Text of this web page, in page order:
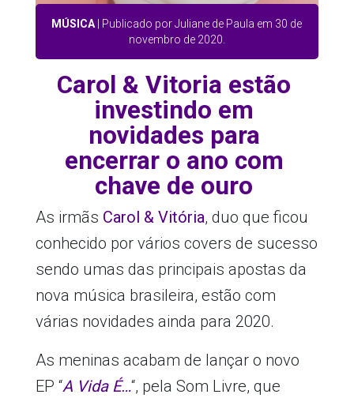
MÚSICA | Publicado por Juliane de Paula em 30 de
novembro de 2020.
Carol & Vitoria estão
investindo em
novidades para
encerrar o ano com
chave de ouro
As irmãs Carol & Vitória, duo que ficou
conhecido por vários covers de sucesso
sendo umas das principais apostas da
nova música brasileira, estão com
várias novidades ainda para 2020.
As meninas acabam de lançar o novo
EP “A Vida É…“, pela Som Livre, que